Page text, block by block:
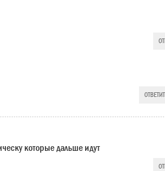
которые дальше идут